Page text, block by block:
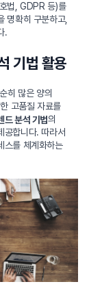
법, GDPR 등)를
명확히 구분하고,
.
기법 활용
히 많은 양의
고품질 자료를
드 분석 기법의
공합니다. 따라서
스를 체계화하는